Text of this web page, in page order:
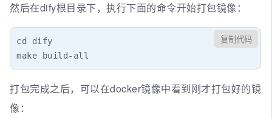
然后在dify根目录下，执行下面的命令开始打包镜像：
cd dify
make build-all
复制代码
打包完成之后，可以在docker镜像中看到刚才打包好的镜
像：